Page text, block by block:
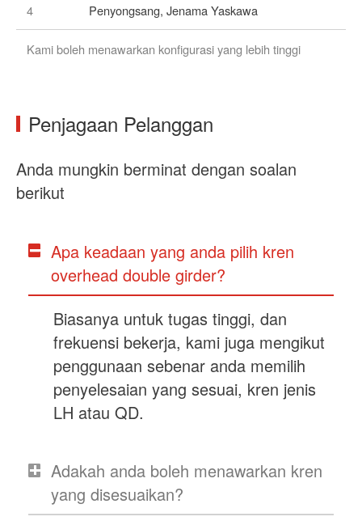
4 Penyongsang, Jenama Yaskawa
Kami boleh menawarkan konfigurasi yang lebih tinggi
Penjagaan Pelanggan
Anda mungkin berminat dengan soalan
berikut
Apa keadaan yang anda pilih kren
overhead double girder?
Biasanya untuk tugas tinggi, dan
frekuensi bekerja, kami juga mengikut
penggunaan sebenar anda memilih
penyelesaian yang sesuai, kren jenis
LH atau QD.
Adakah anda boleh menawarkan kren
yang disesuaikan?